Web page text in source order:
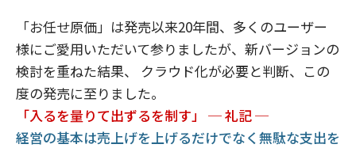
「お任せ原価」は発売以来20年間、多くのユーザー
様にご愛用いただいて参りましたが、新バージョンの
検討を重ねた結果、
クラウド化が必要と判断、この
度の発売に至りました。
「入るを量りて出ずるを制す」 ─ 礼記 ─
経営の基本は売上げを上げるだけでなく無駄な支出を